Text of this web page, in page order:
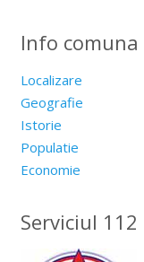
Info comuna
Localizare
Geografie
Istorie
Populatie
Economie
Serviciul 112